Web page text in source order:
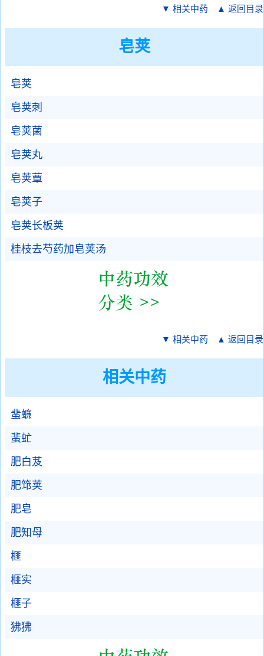
▼ 相关中药 ▲ 返回目录
皂荚
皂荚
皂荚刺
皂荚菌
皂荚丸
皂荚蕈
皂荚子
皂荚长板荚
桂枝去芍药加皂荚汤
▼ 相关中药 ▲ 返回目录
相关中药
蜚蠊
蜚虻
肥白芨
肥筇荚
肥皂
肥知母
榧
榧实
榧子
狒狒